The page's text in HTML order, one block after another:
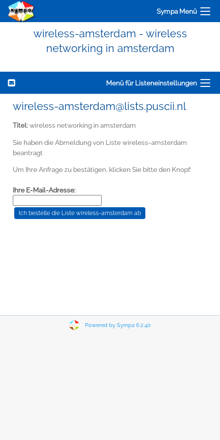
Sympa Menü
wireless-amsterdam - wireless
networking in amsterdam
Menü für Listeneinstellungen
wireless-amsterdam@lists.puscii.nl
Titel:wireless networking in amsterdam
Sie haben die Abmeldung von Liste wireless-amsterdam
beantragt
Um Ihre Anfrage zu bestätigen, klicken Sie bitte den Knopf:
Ihre E-Mail-Adresse:
Powered by Sympa 6.2.40